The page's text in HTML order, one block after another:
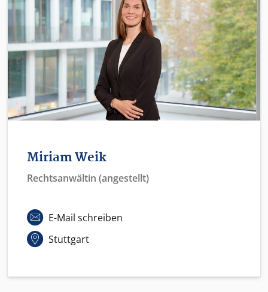
Miriam Weik
Rechtsanwältin (angestellt)
E-Mail schreiben
Stuttgart